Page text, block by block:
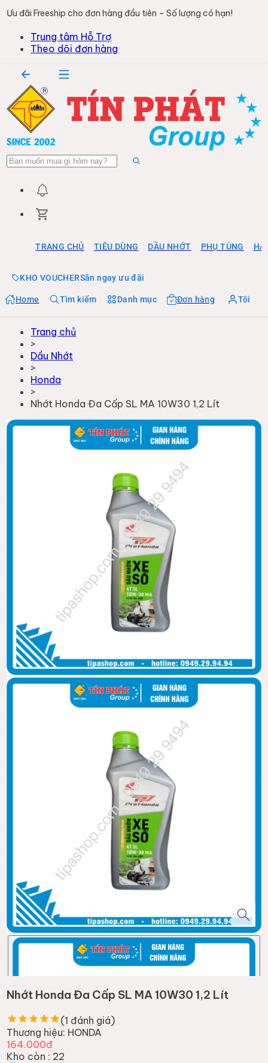
Ưu đãi Freeship cho đơn hàng đầu tiên – Số lượng có hạn!
Trung tâm Hỗ Trợ
Theo dõi đơn hàng
TRANG CHỦ TIÊU DÙNG DẦU NHỚT PHỤ TÙNG
KHO VOUCHERSăn ngay ưu đãi
Home Tìm kiếm Danh mục Đơn hàng Tôi
Trang chủ
>
Dầu Nhớt
>
Honda
>
Nhớt Honda Đa Cấp SL MA 10W30 1,2 Lít
Nhớt Honda Đa Cấp SL MA 10W30 1,2 Lít
(1 đánh giá)
Thương hiệu: HONDA
164.000đ
Kho còn : 22